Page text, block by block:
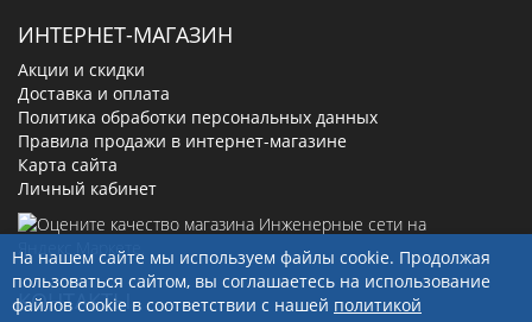
ИНТЕРНЕТ-МАГАЗИН
Акции и скидки
Доставка и оплата
Политика обработки персональных данных
Правила продажи в интернет-магазине
Карта сайта
Личный кабинет
КОНТАКТЫ
На нашем сайте мы используем файлы cookie. Продолжая
пользоваться сайтом, вы соглашаетесь на использование
файлов cookie в соответствии с нашей политикой